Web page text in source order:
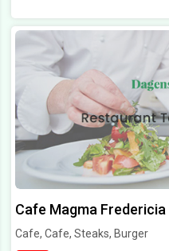
Cafe Magma Fredericia
Cafe, Cafe, Steaks, Burger